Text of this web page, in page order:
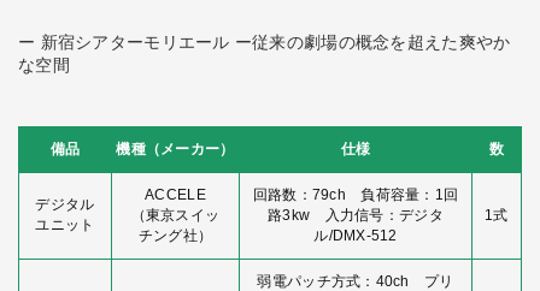
ー 新宿シアターモリエール ー従来の劇場の概念を超えた爽やか
な空間
備品 機種（メーカー） 仕様 数
デジタル
ユニット
ACCELE
（東京スイッ
チング社）
回路数：79ch 負荷容量：1回
路3kw 入力信号：デジタ
ル/DMX-512
1式
弱電パッチ方式：40ch プリ